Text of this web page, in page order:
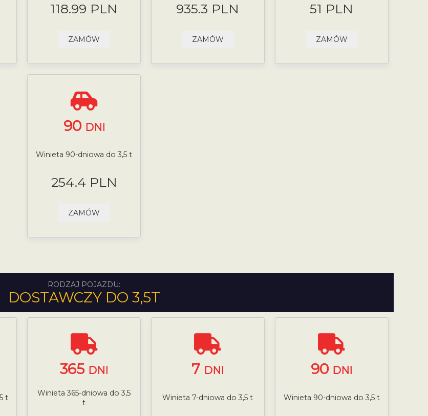
118.99 PLN
ZAMÓW
935.3 PLN
ZAMÓW
51 PLN
ZAMÓW
90 DNI
Winieta 90-dniowa do 3,5 t
254.4 PLN
ZAMÓW
RODZAJ POJAZDU:
DOSTAWCZY DO 3,5T
t
365 DNI
Winieta 365-dniowa do 3,5
t
7 DNI
Winieta 7-dniowa do 3,5 t
90 DNI
Winieta 90-dniowa do 3,5 t